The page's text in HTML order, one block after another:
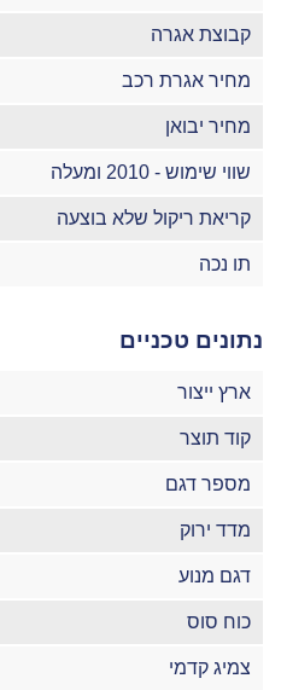
קבוצת אגרה
מחיר אגרת רכב
מחיר יבואן
שווי שימוש - 2010 ומעלה
קריאת ריקול שלא בוצעה
תו נכה
נתונים טכניים
ארץ ייצור
קוד תוצר
מספר דגם
מדד ירוק
דגם מנוע
כוח סוס
צמיג קדמי